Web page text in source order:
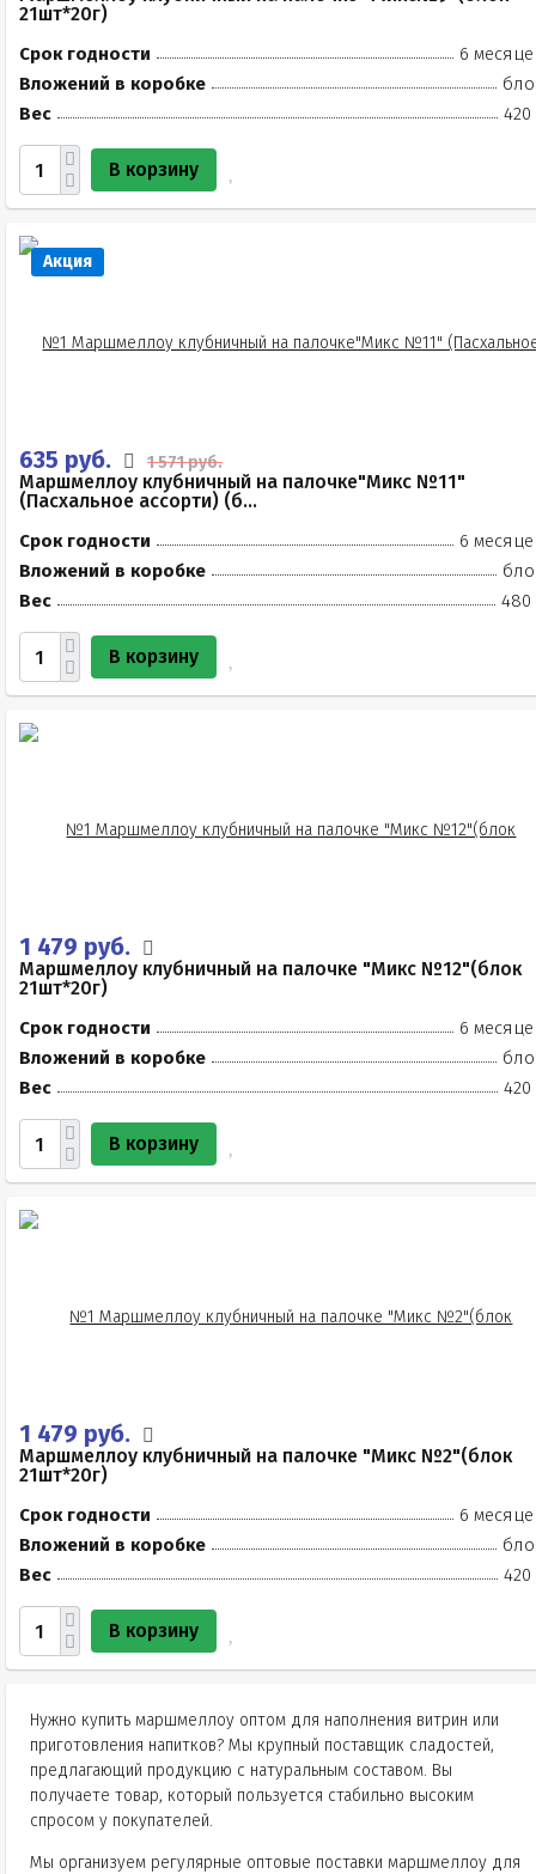
21шт*20г)
Срок годности
6
Вложений в коробке
Вес
420
В корзину
Акция
635 руб. 1 571 руб.
Маршмеллоу клубничный на палочке"Микс №11"
(Пасхальное ассорти) (б...
Срок годности
6
Вложений в коробке
Вес
480
В корзину
1 479 руб.
Маршмеллоу клубничный на палочке "Микс №12"(блок
21шт*20г)
Срок годности
6
Вложений в коробке
Вес
420
В корзину
1 479 руб.
Маршмеллоу клубничный на палочке "Микс №2"(блок
21шт*20г)
Срок годности
6
Вложений в коробке
Вес
420
В корзину
Нужно купить маршмеллоу оптом для наполнения витрин или
приготовления напитков? Мы крупный поставщик сладостей,
предлагающий продукцию с натуральным составом. Вы
получаете товар, который пользуется стабильно высоким
спросом у покупателей.
Мы организуем регулярные оптовые поставки маршмеллоу для